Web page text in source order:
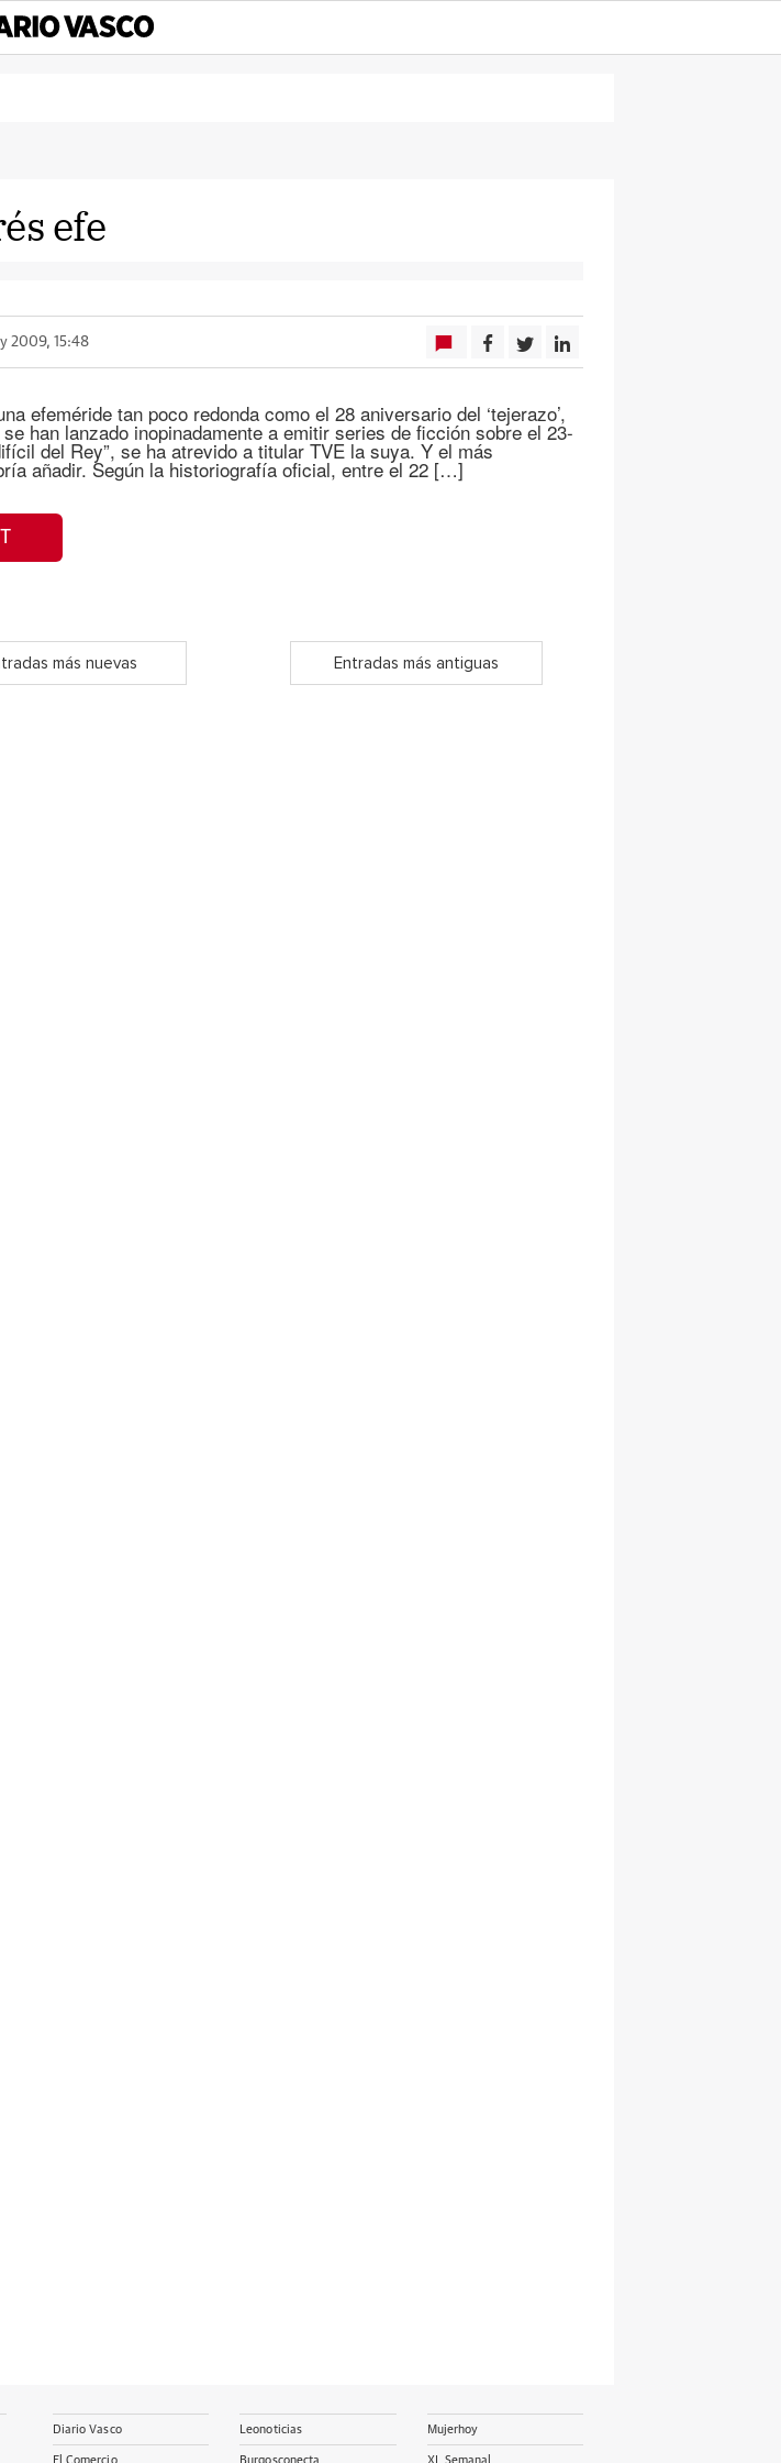
efe
2009, 15:48
efeméride tan poco redonda como el 28 aniversario del ‘tejerazo’,
han lanzado inopinadamente a emitir series de ficción sobre el 23-
del Rey”, se ha atrevido a titular TVE la suya. Y el más
añadir. Según la historiografía oficial, entre el 22 […]
más nuevas Entradas más antiguas
Diario Vasco
El Comercio
Leonoticias
Burgosconecta
Mujerhoy
XL Semanal